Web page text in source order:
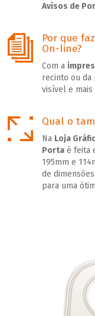
Avisos de
Por que
On-line?
Com a
recinto ou da
visível e
Qual o
Na Loja
Portaé feita
195mm e
de
para uma